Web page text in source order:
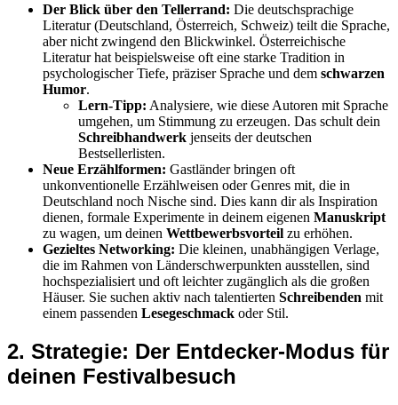
Der Blick über den Tellerrand: Die deutschsprachige
Literatur (Deutschland, Österreich, Schweiz) teilt die Sprache,
aber nicht zwingend den Blickwinkel. Österreichische
Literatur hat beispielsweise oft eine starke Tradition in
psychologischer Tiefe, präziser Sprache und dem schwarzen
Humor.
Lern-Tipp: Analysiere, wie diese Autoren mit Sprache
umgehen, um Stimmung zu erzeugen. Das schult dein
Schreibhandwerk jenseits der deutschen
Bestsellerlisten.
Neue Erzählformen: Gastländer bringen oft
unkonventionelle Erzählweisen oder Genres mit, die in
Deutschland noch Nische sind. Dies kann dir als Inspiration
dienen, formale Experimente in deinem eigenen Manuskript
zu wagen, um deinen Wettbewerbsvorteil zu erhöhen.
Gezieltes Networking: Die kleinen, unabhängigen Verlage,
die im Rahmen von Länderschwerpunkten ausstellen, sind
hochspezialisiert und oft leichter zugänglich als die großen
Häuser. Sie suchen aktiv nach talentierten Schreibenden mit
einem passenden Lesegeschmack oder Stil.
2. Strategie: Der Entdecker-Modus für
deinen Festivalbesuch